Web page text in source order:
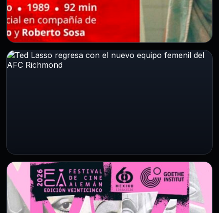
CDMX
CDMX conmemora el Día del Cine
ESPECTACULOS
Ted Lasso regresa con el nuevo equipo
femenil del AFC Richmond
5 Ago 2026